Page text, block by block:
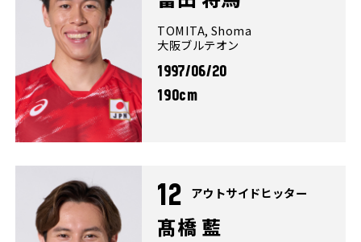
TOMITA, Shoma
大阪ブルテオン
1997/06/20
190cm
12 アウトサイドヒッター
髙橋 藍